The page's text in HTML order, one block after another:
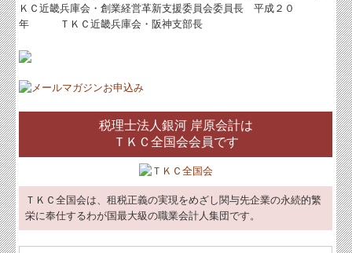
ＫＣ近畿兵庫会・創業経営革新支援委員会委員長 平成２０
年 ＴＫＣ近畿兵庫会・阪神支部長
税理士法人銀河 岸原会計は
ＴＫＣ全国会会員です
ＴＫＣ全国会は、租税正義の実現をめざし関与先企業の永続的繁
栄に奉仕するわが国最大級の職業会計人集団です。